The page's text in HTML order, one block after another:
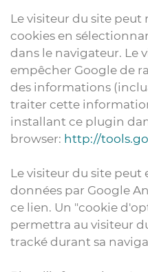
Le visiteur du site peut
cookies en
dans le navigateur. Le
empêcher Google de
des informations
traiter cette
installant ce plugin
browser: http://
Le visiteur du site
données par Google
ce lien. Un "cookie
permettra au visiteur
tracké durant sa